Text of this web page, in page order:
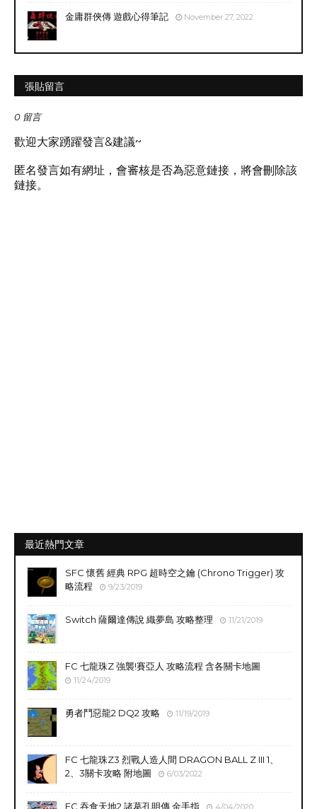
金庸群俠傳 遊戲心得筆記 November 27, 2022
張貼留言
0 留言
歡迎大家踴躍發言&建議~
匿名發言如有網址，會審核是否為惡意鏈接，將會刪除該
鏈接。
最近熱門文章
SFC 懷舊 經典 RPG 超時空之鑰 (Chrono Trigger) 攻
略流程
9/23/2019
Switch 薩爾達傳說 織夢島 攻略整理 11/21/2019
FC 七龍珠Z 強襲!賽亞人 攻略流程 含各關卡地圖
11/24/2019
勇者鬥惡龍2 DQ2 攻略 11/19/2019
FC 七龍珠Z3 烈戰人造人間 DRAGON BALL Z III 1、
2、3關卡攻略 附地圖
6/03/2022
FC 吞食天地2 諸葛孔明傳 金手指 4/04/2020